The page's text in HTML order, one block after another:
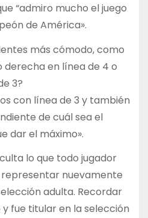
“admiro mucho el juego
de América».
más cómodo, como
en línea de 4 o
3?
con línea de 3 y también
de cuál sea el
dar el máximo».
lo que todo jugador
nuevamente
adulta. Recordar
fue titular en la selección